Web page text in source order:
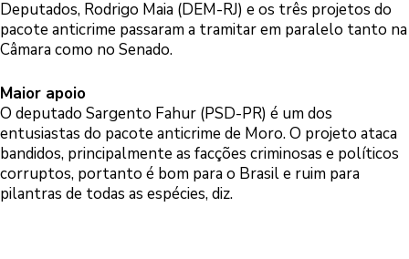
Deputados, Rodrigo Maia (DEM-RJ) e os três projetos do
pacote anticrime passaram a tramitar em paralelo tanto na
Câmara como no Senado.
Maior apoio
O deputado Sargento Fahur (PSD-PR) é um dos
entusiastas do pacote anticrime de Moro. O projeto ataca
bandidos, principalmente as facções criminosas e políticos
corruptos, portanto é bom para o Brasil e ruim para
pilantras de todas as espécies, diz.